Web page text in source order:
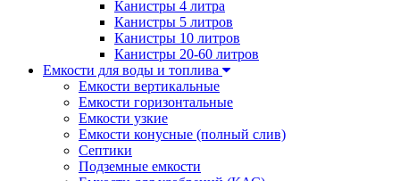
Канистры 4 литра
Канистры 5 литров
Канистры 10 литров
Канистры 20-60 литров
Емкости для воды и топлива
Емкости вертикальные
Емкости горизонтальные
Емкости узкие
Емкости конусные (полный слив)
Септики
Подземные емкости